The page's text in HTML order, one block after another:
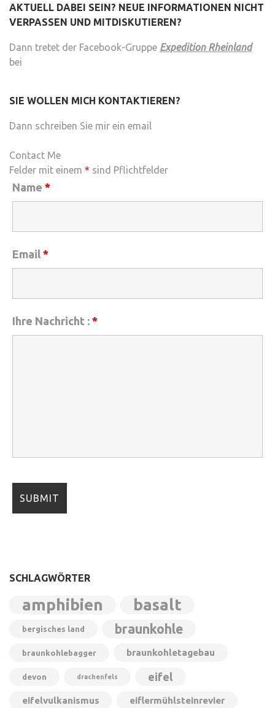
AKTUELL DABEI SEIN? NEUE INFORMATIONEN NICHT
VERPASSEN UND MITDISKUTIEREN?
Dann tretet der Facebook-Gruppe Expedition Rheinland
bei
SIE WOLLEN MICH KONTAKTIEREN?
Dann schreiben Sie mir ein email
Contact Me
Felder mit einem * sind Pflichtfelder
Name *
Email *
Ihre Nachricht : *
SCHLAGWÖRTER
amphibien basalt
bergisches land braunkohle
braunkohlebagger braunkohletagebau
devon drachenfels eifel
eifelvulkanismus eiflermühlsteinrevier